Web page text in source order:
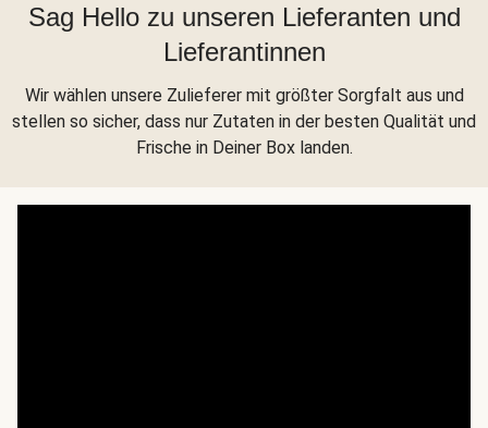
Sag Hello zu unseren Lieferanten und
Lieferantinnen
Wir wählen unsere Zulieferer mit größter Sorgfalt aus und
stellen so sicher, dass nur Zutaten in der besten Qualität und
Frische in Deiner Box landen.